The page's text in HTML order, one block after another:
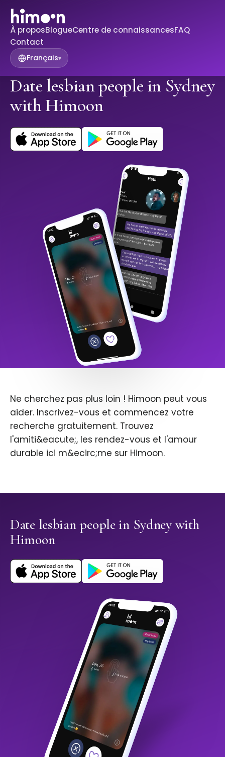
À proposBlogueCentre de connaissancesFAQ
Contact
Français▾
Date lesbian people in Sydney
with Himoon
Ne cherchez pas plus loin ! Himoon peut vous
aider. Inscrivez-vous et commencez votre
recherche gratuitement. Trouvez
l'amiti&eacute;, les rendez-vous et l'amour
durable ici m&ecirc;me sur Himoon.
Date lesbian people in Sydney with
Himoon